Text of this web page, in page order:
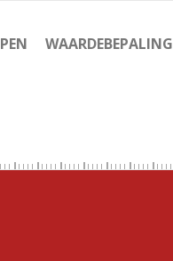
WAARDEBEPALING